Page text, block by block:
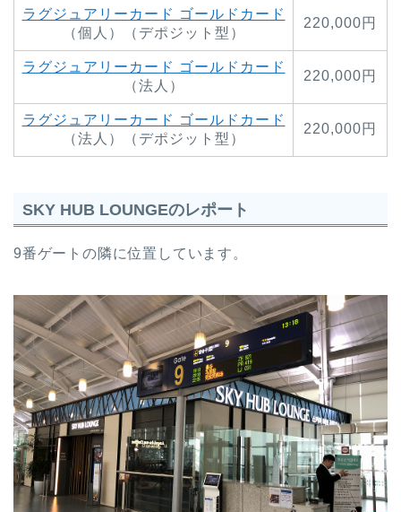
ラグジュアリーカード ゴールドカード
（個人）（デポジット型）
220,000円
ラグジュアリーカード ゴールドカード
（法人）
220,000円
ラグジュアリーカード ゴールドカード
（法人）（デポジット型）
220,000円
SKY HUB LOUNGEのレポート
9番ゲートの隣に位置しています。